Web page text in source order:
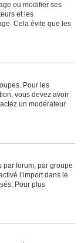
ou modifier ses
et les
Cela évite que les
Pour les
vous devez avoir
un modérateur
par forum, par groupe
l’import dans le
Pour plus